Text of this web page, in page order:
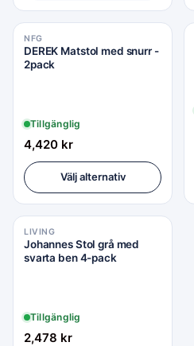
NFG
DEREK Matstol med snurr -
2pack
Tillgänglig
4,420 kr
Välj alternativ
LIVING
Johannes Stol grå med
svarta ben 4-pack
Tillgänglig
2,478 kr